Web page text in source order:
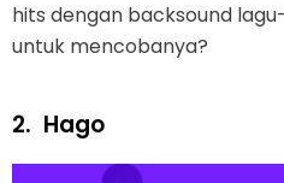
hits dengan backsound
untuk mencobanya?
2. Hago